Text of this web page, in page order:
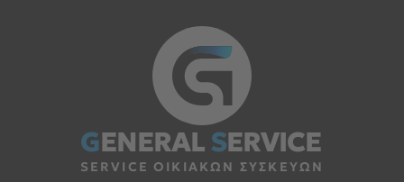
GENERALSERVICE
SERVICE ΟΙΚΙΑΚΩΝ ΣΥΣΚΕΥΩΝ